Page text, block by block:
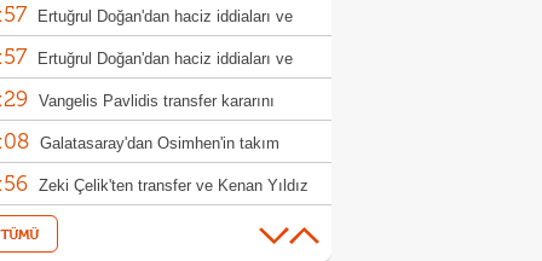
Ertuğrul Doğan'dan haciz iddiaları ve
açıklaması
Ertuğrul Doğan'dan haciz iddiaları ve
açıklaması
Vangelis Pavlidis transfer kararını
verdi!
Galatasaray'dan Osimhen'in takım
teklif hazırlığı!
Zeki Çelik'ten transfer ve Kenan Yıldız
Fenerbahçe'de Semedo takımdan